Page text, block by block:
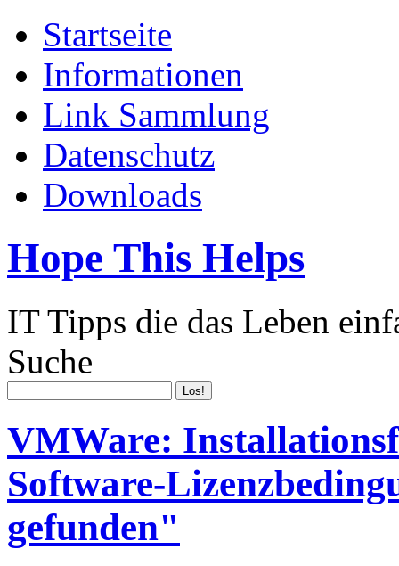
Startseite
Informationen
Link Sammlung
Datenschutz
Downloads
Hope This Helps
IT Tipps die das Leben
Suche
VMWare:
Software-
gefunden"